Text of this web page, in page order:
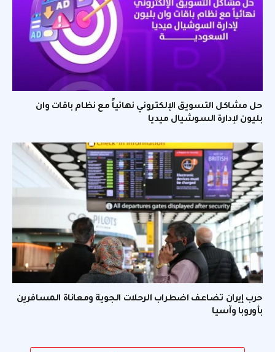
حل مشاكل التسويق الإلكتروني نهائياً مع نظام باقات وان
بليون لإدارة السوشيال ميديا
حرب إيران تضاعف اضطراب الرحلات الجوية ومعاناة المسافرين
بأوروبا وآسيا